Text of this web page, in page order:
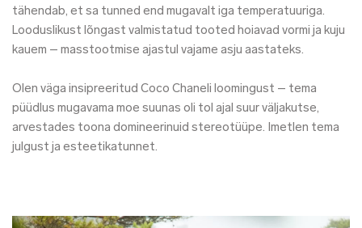
tähendab, et sa tunned end mugavalt iga temperatuuriga.
Looduslikust lõngast valmistatud tooted hoiavad vormi ja kuju
kauem – masstootmise ajastul vajame asju aastateks.
Olen väga insipreeritud Coco Chaneli loomingust – tema
püüdlus mugavama moe suunas oli tol ajal suur väljakutse,
arvestades toona domineerinuid stereotüüpe. Imetlen tema
julgust ja esteetikatunnet.